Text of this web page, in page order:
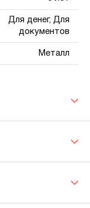
Для денег, Для
документов
Металл